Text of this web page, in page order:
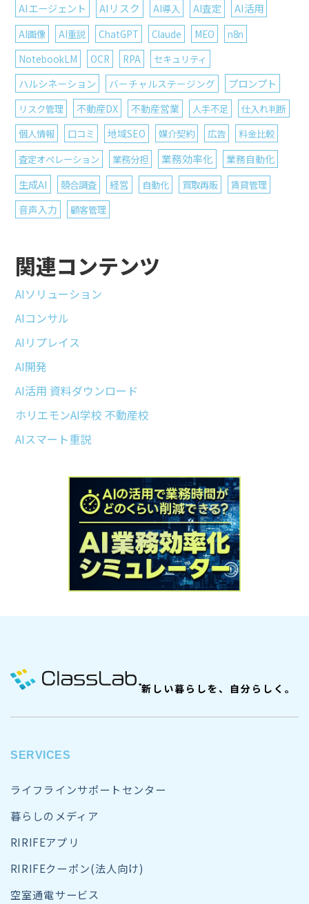
AIエージェント AIリスク AI導入 AI査定 AI活用
AI画像 AI重説 ChatGPT Claude MEO
n8n
NotebookLM
OCR RPA セキュリティ
ハルシネーション バーチャルステージング プロンプト
リスク管理 不動産DX 不動産営業 人手不足
仕入れ判断
個人情報
口コミ 地域SEO 媒介契約 広告
料金比較
査定オペレーション
業務分担 業務効率化 業務自動化
生成AI 競合調査 経営 自動化 買取再販
賃貸管理
音声入力
顧客管理
関連コンテンツ
AIソリューション
AIコンサル
AIリプレイス
AI開発
AI活用 資料ダウンロード
ホリエモンAI学校 不動産校
AIスマート重説
新しい暮らしを、自分らしく。
SERVICES
ライフラインサポートセンター
暮らしのメディア
RIRIFEアプリ
RIRIFEクーポン(法人向け)
空室通電サービス